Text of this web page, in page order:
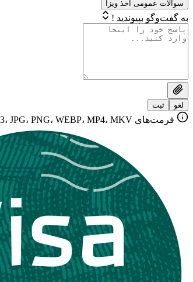
سوالات عمومی اخذ ویزا
به گفت‌وگو بپیوندید !
لغو ثبت
فرمت‌های MP3، JPG، PNG، WEBP، MP4، MKV تا ۱۰ مگابایت